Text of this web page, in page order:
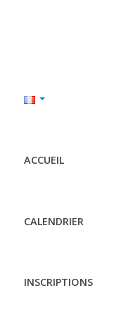
ACCUEIL
CALENDRIER
INSCRIPTIONS